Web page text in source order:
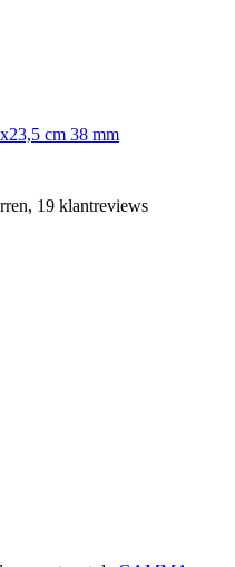
cm 38 mm
19 klantreviews